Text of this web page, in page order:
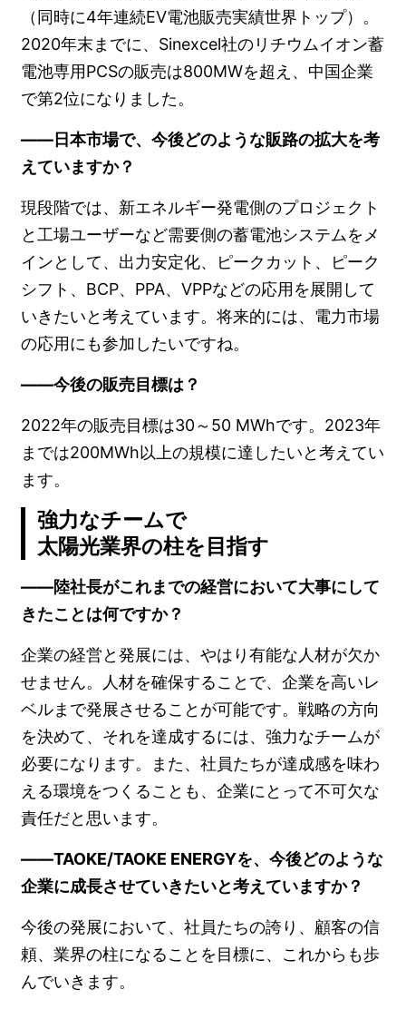
（同時に4年連続EV電池販売実績世界トップ）。
2020年末までに、Sinexcel社のリチウムイオン蓄
電池専用PCSの販売は800MWを超え、中国企業
で第2位になりました。
――日本市場で、今後どのような販路の拡大を考
えていますか？
現段階では、新エネルギー発電側のプロジェクト
と工場ユーザーなど需要側の蓄電池システムをメ
インとして、出力安定化、ピークカット、ピーク
シフト、BCP、PPA、VPPなどの応用を展開して
いきたいと考えています。将来的には、電力市場
の応用にも参加したいですね。
――今後の販売目標は？
2022年の販売目標は30～50 MWhです。2023年
までは200MWh以上の規模に達したいと考えてい
ます。
強力なチームで
太陽光業界の柱を目指す
――陸社長がこれまでの経営において大事にして
きたことは何ですか？
企業の経営と発展には、やはり有能な人材が欠か
せません。人材を確保することで、企業を高いレ
ベルまで発展させることが可能です。戦略の方向
を決めて、それを達成するには、強力なチームが
必要になります。また、社員たちが達成感を味わ
える環境をつくることも、企業にとって不可欠な
責任だと思います。
――TAOKE/TAOKE ENERGYを、今後どのような
企業に成長させていきたいと考えていますか？
今後の発展において、社員たちの誇り、顧客の信
頼、業界の柱になることを目標に、これからも歩
んでいきます。